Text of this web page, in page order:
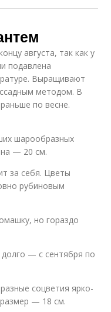
августа, так как у
подавлена
Выращивают
методом. В
по весне.
шарообразных
— 20 см.
за себя. Цветы
рубиновым
но гораздо
— с сентября по
соцветия ярко-
— 18 см.